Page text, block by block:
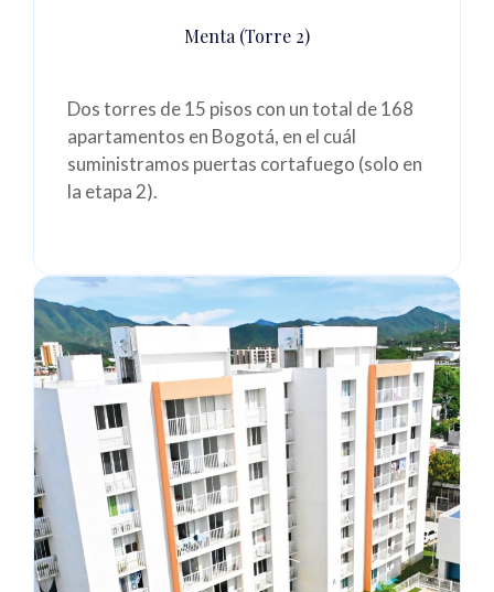
Menta (Torre 2)
Dos torres de 15 pisos con un total de 168
apartamentos en Bogotá, en el cuál
suministramos puertas cortafuego (solo en
la etapa 2).